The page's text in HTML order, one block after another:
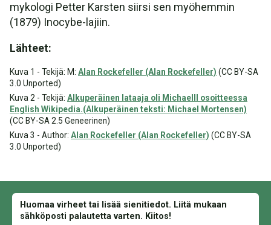
mykologi Petter Karsten siirsi sen myöhemmin
(1879) Inocybe-lajiin.
Lähteet:
Kuva 1 - Tekijä: M: Alan Rockefeller (Alan Rockefeller) (CC BY-SA
3.0 Unported)
Kuva 2 - Tekijä: Alkuperäinen lataaja oli Michaelll osoitteessa
English Wikipedia.(Alkuperäinen teksti: Michael Mortensen)
(CC BY-SA 2.5 Geneerinen)
Kuva 3 - Author: Alan Rockefeller (Alan Rockefeller) (CC BY-SA
3.0 Unported)